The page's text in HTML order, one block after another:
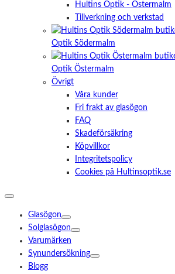
Hultins Optik - Östermalm
Tillverkning och verkstad
Optik Södermalm
Optik Östermalm
Övrigt
Våra kunder
Fri frakt av glasögon
FAQ
Skadeförsäkring
Köpvillkor
Integritetspolicy
Cookies på Hultinsoptik.se
Glasögon
Solglasögon
Varumärken
Synundersökning
Blogg